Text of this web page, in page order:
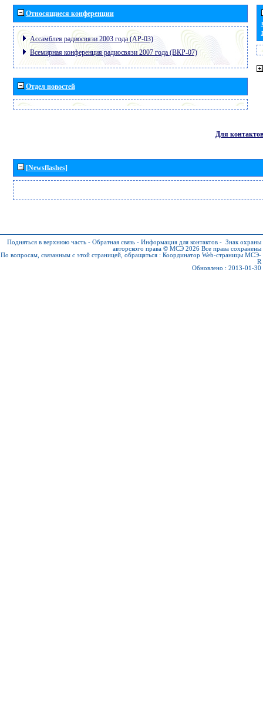
Относящиеся конференции
Ассамблея радиосвязи 2003 года (АР-03)
Всемирная конференция радиосвязи 2007 года (ВКР-07)
Отдел новостей
Для контактов
[Newsflashes]
Подняться в верхнюю часть - Обратная связь - Информация для контактов - Знак охраны
авторского права © МСЭ 2026 Все права сохранены
По вопросам, связанным с этой страницей, обращаться : Координатор Web-страницы МСЭ-
R
Обновлено : 2013-01-30